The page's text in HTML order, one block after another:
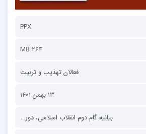
PPX
264 MB
فعالان تهذیب و تربیت
13 بهمن 1401
بیانیه گام دوم انقلاب اسلامی، دوره آموزشی بیان